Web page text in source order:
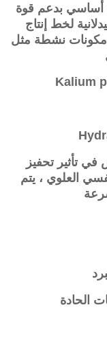
أساسي بدعم قوة
لخط إنتاج
مكونات نشطة مثل
تأثير تحفيز
العلوي ، يتم
الحادة